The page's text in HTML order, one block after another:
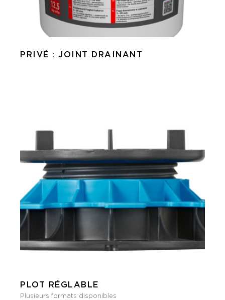
PRIVÉ : JOINT DRAINANT
PLOT RÉGLABLE
Plusieurs formats disponibles